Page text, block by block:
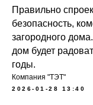
Правильно
безопасность,
загородного
дом будет
годы.
Компания "ТЭТ"
2026-01-28 13:40